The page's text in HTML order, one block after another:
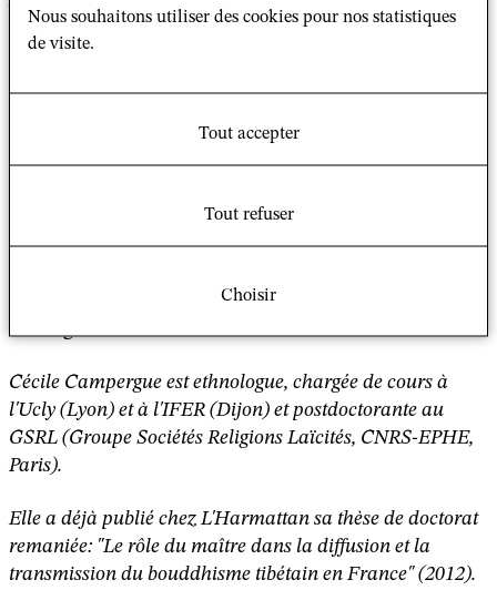
L'Harmattan, 2017
bouddhisme occidental, un bouddhisme façonné et
transformé par et pour les Occidentaux ?
Il s'agit ici de cartographier ses tendances actuelles, de
rendre compte de sa diversité et enfin de questionner
d'acculturation acceptables ou non afin de rependre
Cécile Campergue est ethnologue, chargée de cours à
l'Ucly (Lyon) et à l'IFER (Dijon) et postdoctorante au
GSRL (Groupe Sociétés Religions Laïcités, CNRS-EPHE,
Paris).
Elle a déjà publié chez L'Harmattan sa thèse de doctorat
remaniée: "Le rôle du maître dans la diffusion et la
transmission du bouddhisme tibétain en France" (2012).
Nous souhaitons utiliser des cookies pour nos statistiques
de visite.
Tout accepter
Tout refuser
Choisir